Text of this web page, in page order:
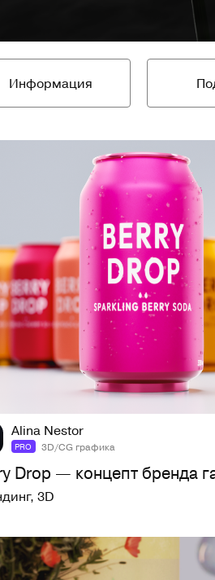
Информация
Alina Nestor
PRO 3D/CG графика
, 3D